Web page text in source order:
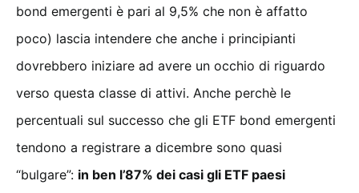
bond emergenti è pari al 9,5% che non è affatto
poco) lascia intendere che anche i principianti
dovrebbero iniziare ad avere un occhio di riguardo
verso questa classe di attivi. Anche perchè le
percentuali sul successo che gli ETF bond emergenti
tendono a registrare a dicembre sono quasi
“bulgare”: in ben l’87% dei casi gli ETF paesi